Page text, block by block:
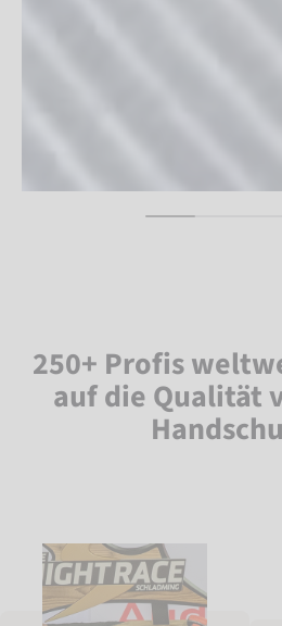
250+ Profis
auf die Qualität